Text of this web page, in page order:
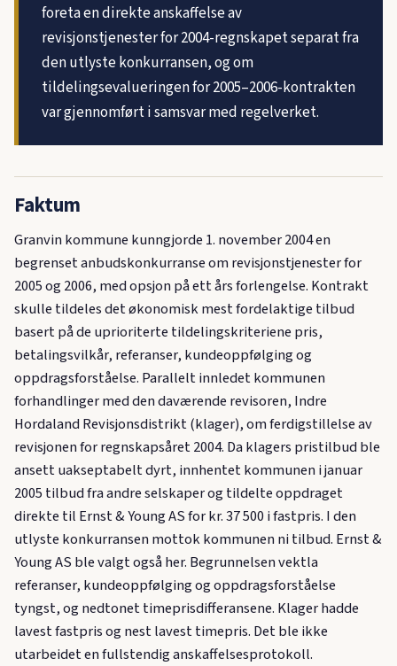
foreta en direkte anskaffelse av
revisjonstjenester for 2004-regnskapet separat fra
den utlyste konkurransen, og om
tildelingsevalueringen for 2005–2006-kontrakten
var gjennomført i samsvar med regelverket.
Faktum
Granvin kommune kunngjorde 1. november 2004 en
begrenset anbudskonkurranse om revisjonstjenester for
2005 og 2006, med opsjon på ett års forlengelse. Kontrakt
skulle tildeles det økonomisk mest fordelaktige tilbud
basert på de uprioriterte tildelingskriteriene pris,
betalingsvilkår, referanser, kundeoppfølging og
oppdragsforståelse. Parallelt innledet kommunen
forhandlinger med den daværende revisoren, Indre
Hordaland Revisjonsdistrikt (klager), om ferdigstillelse av
revisjonen for regnskapsåret 2004. Da klagers pristilbud ble
ansett uakseptabelt dyrt, innhentet kommunen i januar
2005 tilbud fra andre selskaper og tildelte oppdraget
direkte til Ernst & Young AS for kr. 37 500 i fastpris. I den
utlyste konkurransen mottok kommunen ni tilbud. Ernst &
Young AS ble valgt også her. Begrunnelsen vektla
referanser, kundeoppfølging og oppdragsforståelse
tyngst, og nedtonet timeprisdifferansene. Klager hadde
lavest fastpris og nest lavest timepris. Det ble ikke
utarbeidet en fullstendig anskaffelsesprotokoll.